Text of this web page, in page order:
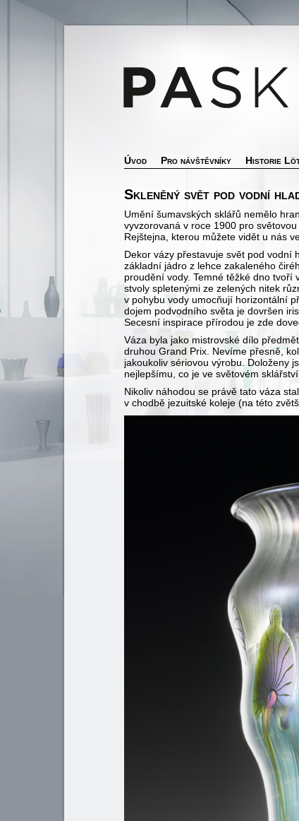
Úvod Pro návštěvníky Historie
Skleněný svět pod vodní
Umění šumavských sklářů nemělo
vyvzorovaná v roce 1900 pro
Rejštejna, kterou můžete vidět u nás
Dekor vázy přestavuje svět pod vodní
základní jádro z lehce zakaleného
proudění vody. Temné těžké dno
stvoly spletenými ze zelených nitek
v pohybu vody umocňují horizontální
dojem podvodního světa je dovršen
Secesní inspirace přírodou je zde
Váza byla jako mistrovské dílo
druhou Grand Prix. Nevíme přesně,
jakoukoliv sériovou výrobu. Doloženy
nejlepšímu, co je ve světovém
Nikoliv náhodou se právě tato váza
v chodbě jezuitské koleje (na této